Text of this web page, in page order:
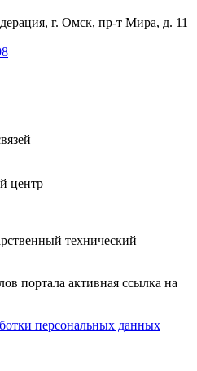
г. Омск, пр-т Мира, д. 11
центр
технический
портала активная ссылка на
персональных данных